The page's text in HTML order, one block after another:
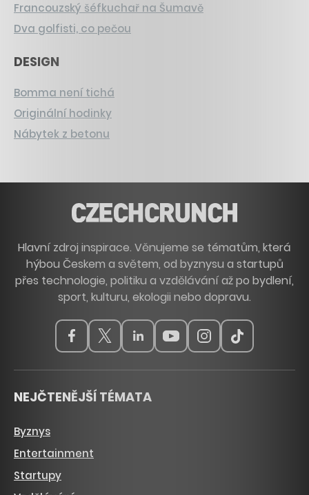
Francouzský šéfkuchař na Šumavě
Dva golfisti, co pečou
DESIGN
Bomma není tichá
Originální hodinky
Nábytek z betonu
Hlavní zdroj inspirace. Věnujeme se tématům, která
hýbou Českem a světem, od byznysu a startupů
přes technologie, politiku a vzdělávání až po bydlení,
sport, kulturu, ekologii nebo dopravu.
NEJČTENĚJŠÍ TÉMATA
Byznys
Entertainment
Startupy